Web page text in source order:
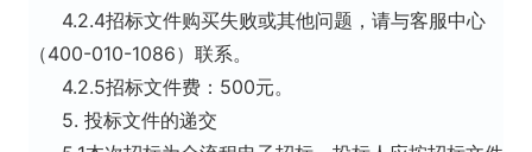
4.2.4招标文件购买失败或其他问题，请与客服中心
（400-010-1086）联系。
4.2.5招标文件费：500元。
5. 投标文件的递交